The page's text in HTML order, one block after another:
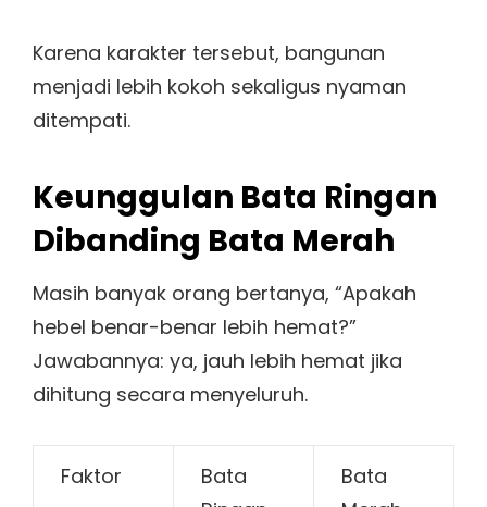
Karena karakter tersebut, bangunan
menjadi lebih kokoh sekaligus nyaman
ditempati.
Keunggulan Bata Ringan
Dibanding Bata Merah
Masih banyak orang bertanya, “Apakah
hebel benar-benar lebih hemat?”
Jawabannya: ya, jauh lebih hemat jika
dihitung secara menyeluruh.
Faktor
Bata
Bata